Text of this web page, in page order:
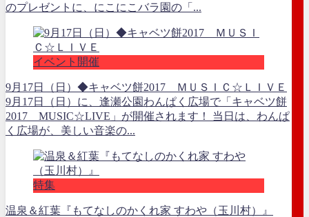
のプレゼントに、にこにこバラ園の「...
イベント開催
9月17日（日）◆キャベツ餅2017 ＭＵＳＩＣ☆ＬＩＶＥ
9月17日（日）に、逢瀬公園わんぱく広場で「キャベツ餅
2017 MUSIC☆LIVE」が開催されます！ 当日は、わんぱ
く広場が、美しい音楽の...
特集
温泉＆紅葉『もてなしのかくれ家 すわや（玉川村）』